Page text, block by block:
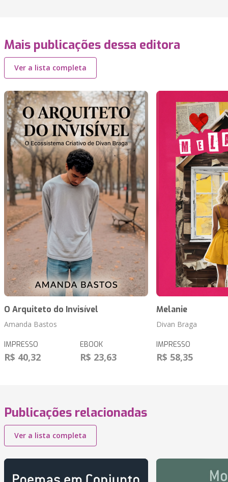
Mais publicações dessa editora
Ver a lista completa
O Arquiteto do Invisível
Amanda Bastos
IMPRESSO
R$ 40,32
EBOOK
R$ 23,63
Melanie
Divan Braga
IMPRESSO
R$ 58,35
Publicações relacionadas
Ver a lista completa